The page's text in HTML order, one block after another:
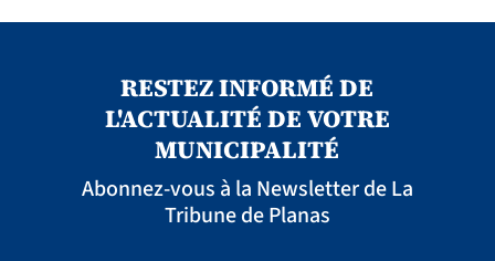
RESTEZ INFORMÉ DE
L'ACTUALITÉ DE VOTRE
MUNICIPALITÉ
Abonnez-vous à la Newsletter de La
Tribune de Planas